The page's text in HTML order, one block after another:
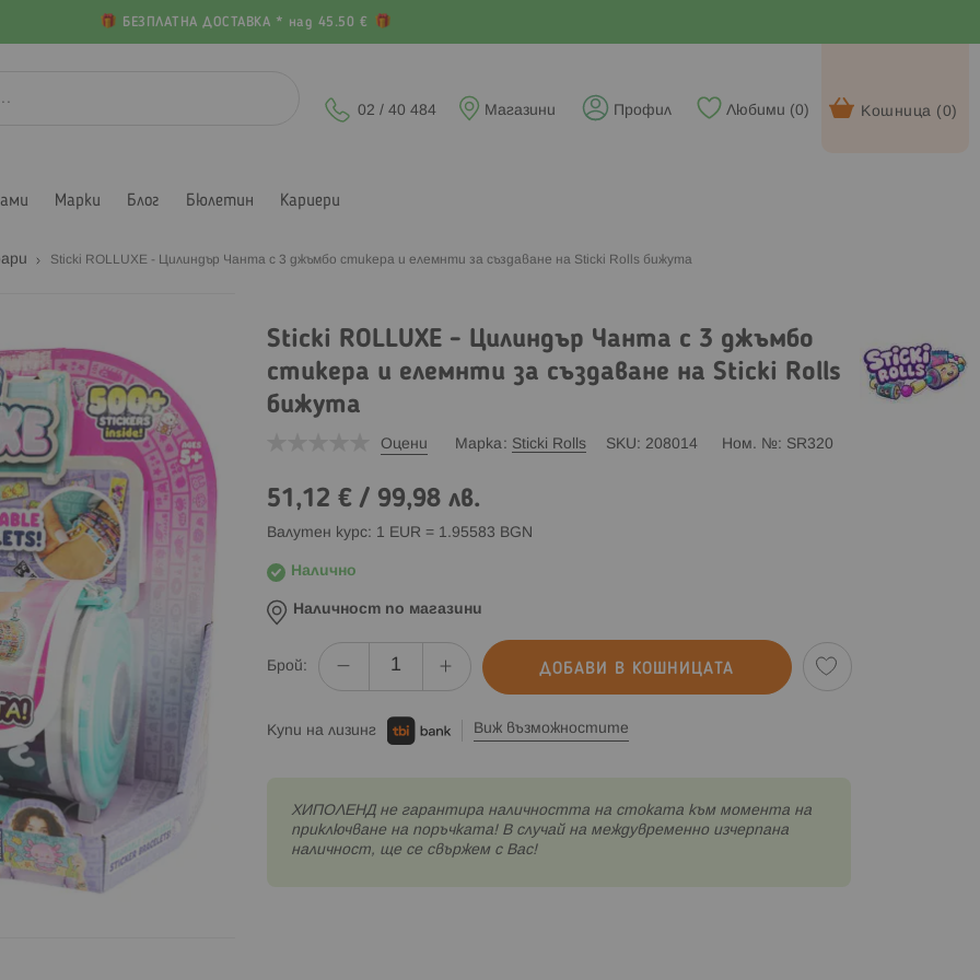
БЕЗПЛАТНА ДОСТАВКА * над 45.50 €
Кошница (0)
Любими (0)
Профил
Магазини
02 / 40 484
Марки Блог Бюлетин Кариери
Sticki ROLLUXE - Цилиндър Чанта с 3 джъмбо стикера и елемнти за създаване на Sticki Rolls бижута
Sticki ROLLUXE - Цилиндър Чанта с 3 джъмбо
стикера и елемнти за създаване на Sticki Rolls
бижута
Оцени Марка Sticki Rolls SKU 208014 Ном. № SR320
51,12 €/ 99,98 лв.
Валутен курс: 1 EUR = 1.95583 BGN
Налично
Наличност по магазини
Брой: ДОБАВИ В КОШНИЦАТА
Купи на лизинг Виж възможностите
XИПОЛЕНД не гарантира наличността на стоката към момента на
приключване на поръчката! В случай на междувременно изчерпана
наличност, ще се свържем с Вас!